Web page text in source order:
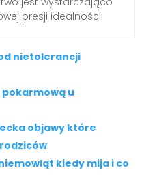
presji idealności.
nietolerancji
u
objawy które
kiedy mija i co